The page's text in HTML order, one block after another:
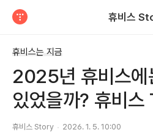
휴비스
휴비스는 지금
2025년 휴비스에
있었을까? 휴비
휴비스 Story 2026. 1. 5. 10:00